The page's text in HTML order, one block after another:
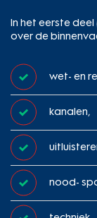
In het eerste
over de
wet- en
kanalen,
nood-